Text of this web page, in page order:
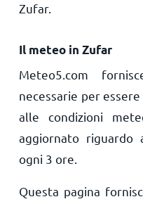
Zufar.
Il meteo in Zufar
Meteo5.com
necessarie per
alle condizioni
aggiornato
ogni 3 ore.
Questa pagina